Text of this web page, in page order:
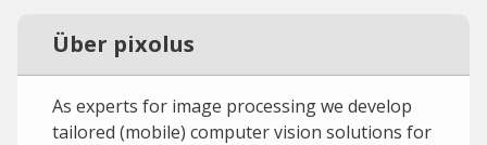
Über pixolus
As experts for image processing we develop
tailored (mobile) computer vision solutions for